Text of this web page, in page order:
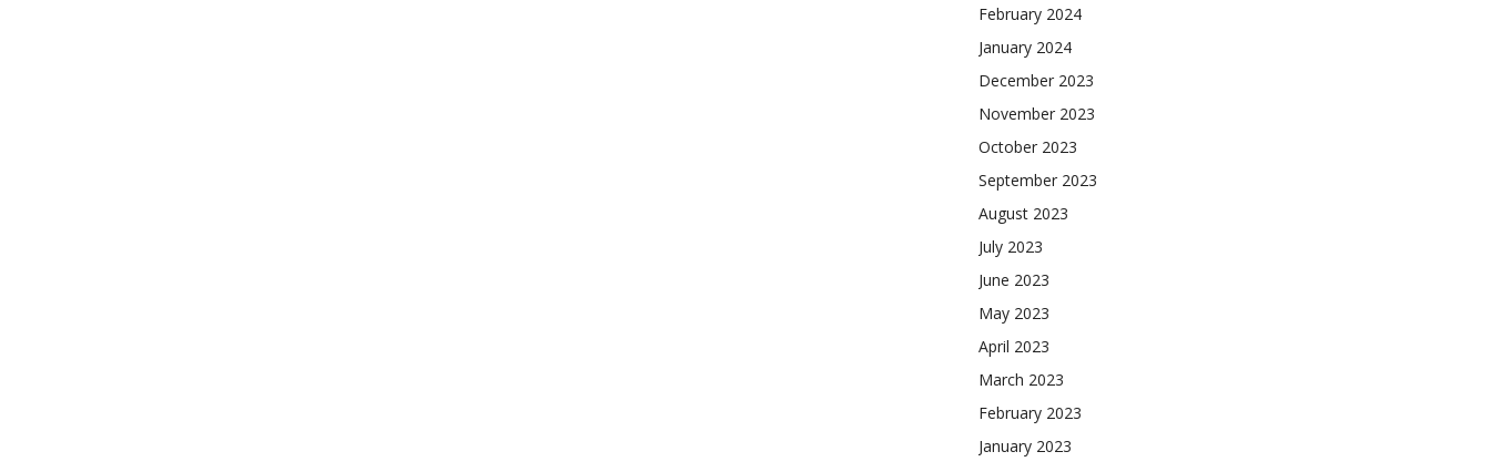
February 2024
January 2024
December 2023
November 2023
October 2023
September 2023
August 2023
July 2023
June 2023
May 2023
April 2023
March 2023
February 2023
January 2023